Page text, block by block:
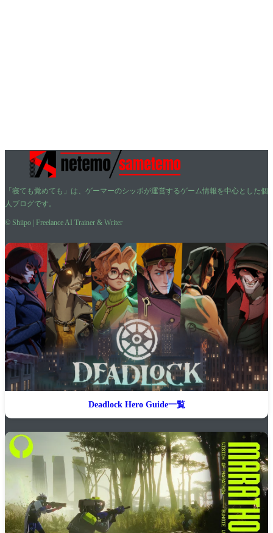
「寝ても覚めても」は、ゲーマーのシッポが運営するゲーム情報を中心とした個
人ブログです。
© Shiipo | Freelance AI Trainer & Writer
Deadlock Hero Guide一覧